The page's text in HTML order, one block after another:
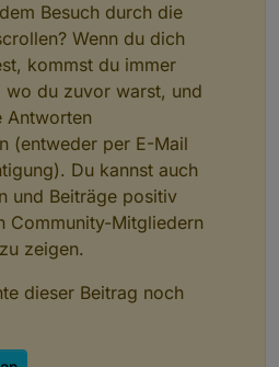
Besuch durch die
Wenn du dich
kommst du immer
du zuvor warst, und
Antworten
(entweder per E-Mail
Du kannst auch
und Beiträge positiv
Community-Mitgliedern
zeigen.
dieser Beitrag noch